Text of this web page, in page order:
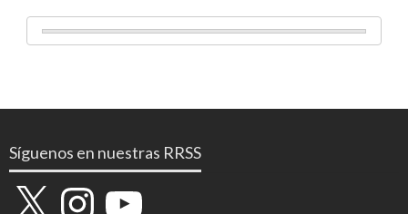
Síguenos en nuestras RRSS
X InstagramYouTube